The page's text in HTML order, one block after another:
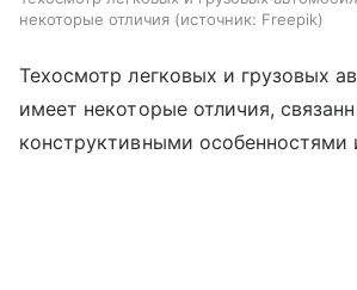
некоторые отличия
источник: Freepik
Техосмотр легковых и грузовых
имеет некоторые отличия,
конструктивными особенностями